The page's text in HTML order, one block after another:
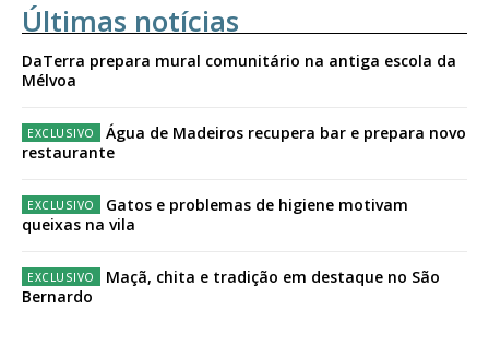
Últimas notícias
DaTerra prepara mural comunitário na antiga escola da
Mélvoa
Água de Madeiros recupera bar e prepara novo
restaurante
Gatos e problemas de higiene motivam
queixas na vila
Maçã, chita e tradição em destaque no São
Bernardo